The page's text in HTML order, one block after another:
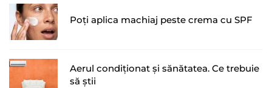
Poți aplica machiaj peste crema cu SPF
Aerul condiționat și sănătatea. Ce trebuie
să știi